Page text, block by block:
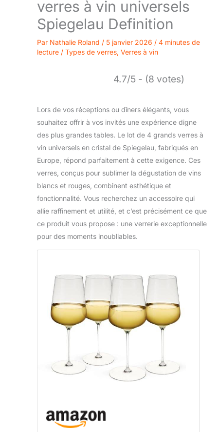
verres à vin universels
Spiegelau Definition
Par Nathalie Roland / 5 janvier 2026 / 4 minutes de
lecture / Types de verres, Verres à vin
4.7/5 - (8 votes)
Lors de vos réceptions ou dîners élégants, vous
souhaitez offrir à vos invités une expérience digne
des plus grandes tables. Le lot de 4 grands verres à
vin universels en cristal de Spiegelau, fabriqués en
Europe, répond parfaitement à cette exigence. Ces
verres, conçus pour sublimer la dégustation de vins
blancs et rouges, combinent esthétique et
fonctionnalité. Vous recherchez un accessoire qui
allie raffinement et utilité, et c’est précisément ce que
ce produit vous propose : une verrerie exceptionnelle
pour des moments inoubliables.